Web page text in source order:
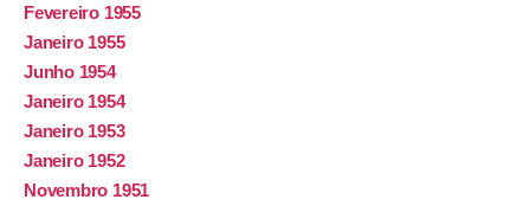
Fevereiro 1955
Janeiro 1955
Junho 1954
Janeiro 1954
Janeiro 1953
Janeiro 1952
Novembro 1951